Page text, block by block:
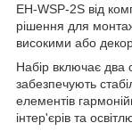
EH-WSP-2S від
рішення для
високими або
Набір включає два
забезпечують
елементів
інтер'єрів та